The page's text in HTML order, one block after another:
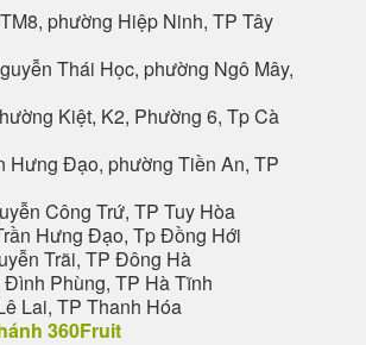
phường Hiệp Ninh, TP Tây
Thái Học, phường Ngô Mây,
Kiệt, K2, Phường 6, Tp Cà
Hưng Đạo, phường Tiền An, TP
Công Trứ, TP Tuy Hòa
Hưng Đạo, Tp Đồng Hới
Trãi, TP Đông Hà
Phùng, TP Hà Tĩnh
Lai, TP Thanh Hóa
360Fruit